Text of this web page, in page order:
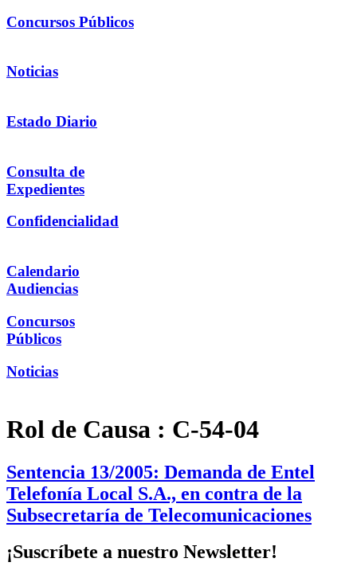
Concursos Públicos
Noticias
Estado Diario
Consulta de
Expedientes
Confidencialidad
Calendario
Audiencias
Concursos
Públicos
Noticias
Rol de Causa : C-54-04
Sentencia 13/2005: Demanda de Entel
Telefonía Local S.A., en contra de la
Subsecretaría de Telecomunicaciones
¡Suscríbete a nuestro Newsletter!